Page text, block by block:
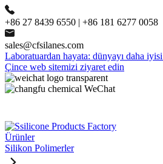
+86 27 8439 6550 | +86 181 6277 0058
sales@cfsilanes.com
Laboratuardan hayata: dünyayı daha
Çince web sitemizi ziyaret edin
Ürünler
Silikon Polimerler